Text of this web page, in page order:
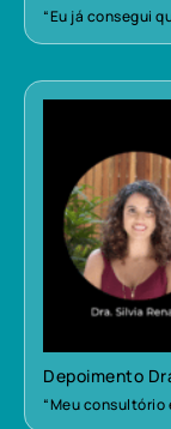
“Eu já consegui
Depoimento
“Meu consultório